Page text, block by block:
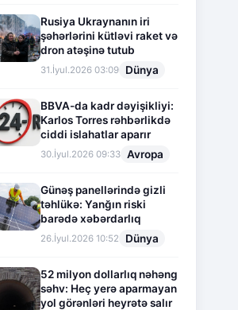
Rusiya Ukraynanın iri
şəhərlərini kütləvi raket və
dron atəşinə tutub
31.İyul.2026 03:09 Dünya
BBVA-da kadr dəyişikliyi:
Karlos Torres rəhbərlikdə
ciddi islahatlar aparır
30.İyul.2026 09:33 Avropa
Günəş panellərində gizli
təhlükə: Yanğın riski
barədə xəbərdarlıq
26.İyul.2026 10:52 Dünya
52 milyon dollarlıq nəhəng
səhv: Heç yerə aparmayan
yol görənləri heyrətə salır